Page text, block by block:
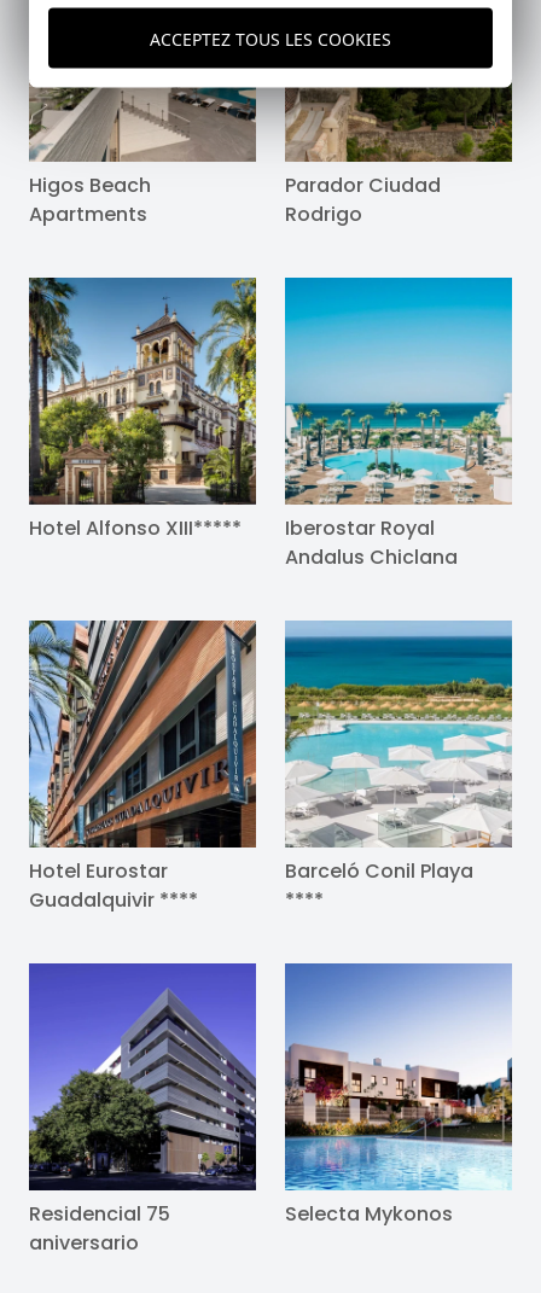
Higos Beach
Apartments
Parador Ciudad
Rodrigo
Hotel Alfonso XIII*****
Iberostar Royal
Andalus Chiclana
Hotel Eurostar
Guadalquivir ****
Barceló Conil Playa
****
Residencial 75
aniversario
Selecta Mykonos
ACCEPTEZ TOUS LES COOKIES